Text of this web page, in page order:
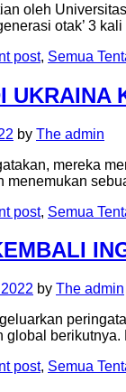
oleh
otak’ 3
post, Semua
UKRAINA
by The admin
mereka
menemukan
post, Semua
by The admin
global
post, Semua